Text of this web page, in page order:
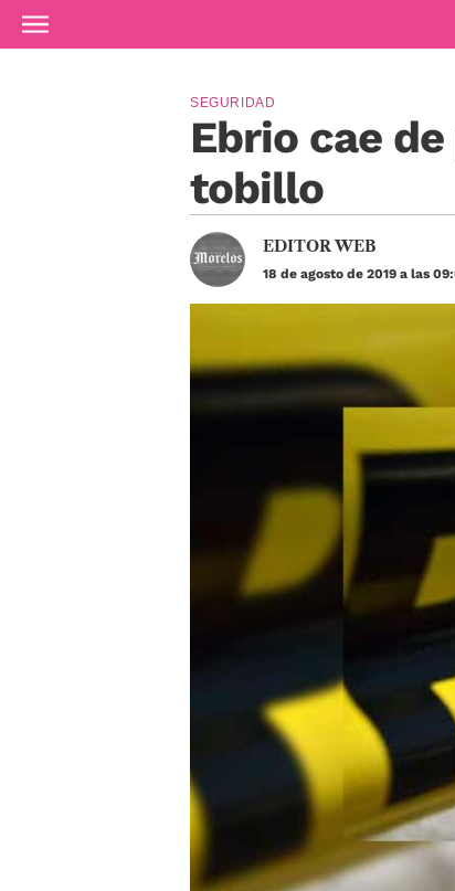
Ir al contenido principal
Ebrio cae
tobillo
SEGURIDAD
EDITOR WEB
18 de agosto de 2019 a las